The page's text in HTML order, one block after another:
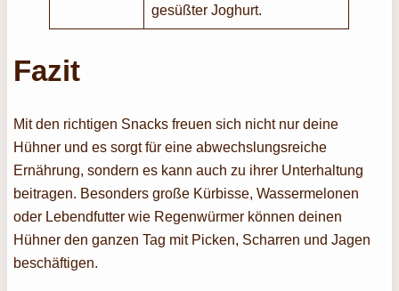
gesüßter Joghurt.
Fazit
Mit den richtigen Snacks freuen sich nicht nur deine
Hühner und es sorgt für eine abwechslungsreiche
Ernährung, sondern es kann auch zu ihrer Unterhaltung
beitragen. Besonders große Kürbisse, Wassermelonen
oder Lebendfutter wie Regenwürmer können deinen
Hühner den ganzen Tag mit Picken, Scharren und Jagen
beschäftigen.